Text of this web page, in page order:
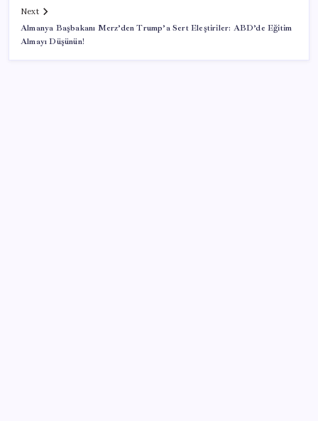
Next
Almanya Başbakanı Merz’den Trump’a Sert Eleştiriler: ABD’de Eğitim
Almayı Düşünün!